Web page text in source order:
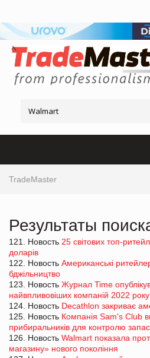
TradeMaster
Результаты
121. Новость 25 світових топ-
доларів
122. Новость Американські
бджільництво
123. Новость Журнал Time
найвпливовіших компаній 2022 року
124. Новость Decathlon закриває
125. Новость Компанія Sam's Club
прибиральників для контролю
126. Новость Walmart показала
магазину» нового покоління